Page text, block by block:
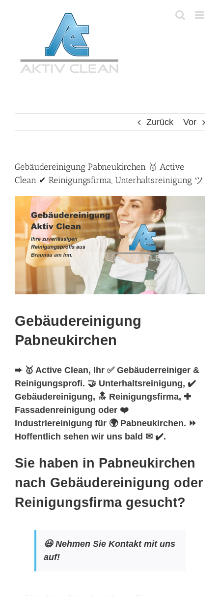
Zurück Vor
Gebäudereinigung Pabneukirchen 🥇 Active
Clean ✔ Reinigungsfirma, Unterhaltsreinigung ツ
Gebäudereinigung
Pabneukirchen
➨ 🥇 Active Clean, Ihr ✅ Gebäuderreiniger &
Reinigungsprofi. 🤝 Unterhaltsreinigung, ✔️
Gebäudereinigung, 🔝 Reinigungsfirma, ✚
Fassadenreinigung oder ❤️
Industriereinigung für 🌍 Pabneukirchen. ⏩
Hoffentlich sehen wir uns bald ✉ ✔️.
Sie haben in Pabneukirchen
nach Gebäudereinigung oder
Reinigungsfirma gesucht?
😃 Nehmen Sie Kontakt mit uns
auf!